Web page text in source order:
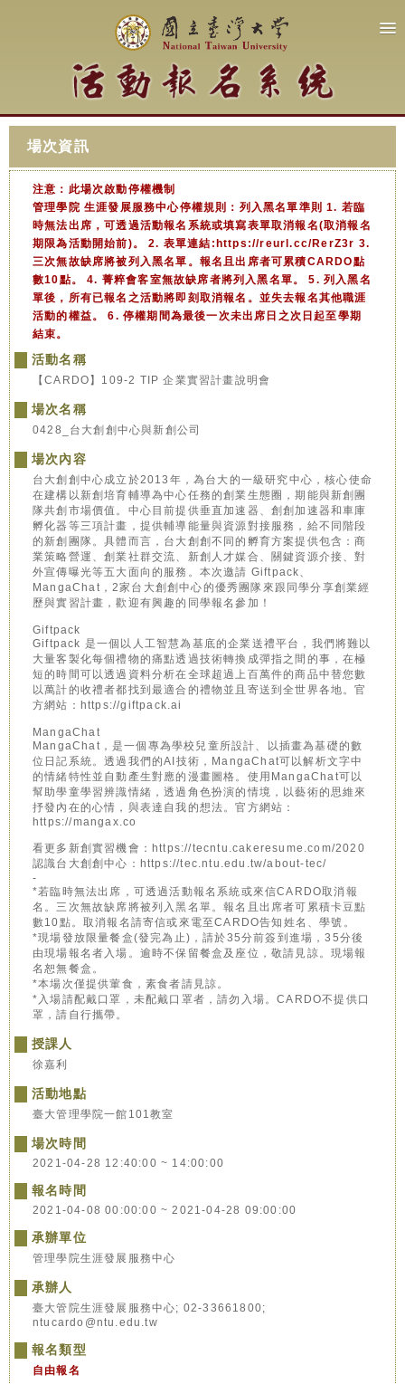
場次資訊
注意：此場次啟動停權機制
管理學院 生涯發展服務中心停權規則：列入黑名單準則 1. 若臨
時無法出席，可透過活動報名系統或填寫表單取消報名(取消報名
期限為活動開始前)。 2. 表單連結:https://reurl.cc/RerZ3r 3.
三次無故缺席將被列入黑名單。報名且出席者可累積CARDO點
數10點。 4. 菁粹會客室無故缺席者將列入黑名單。 5. 列入黑名
單後，所有已報名之活動將即刻取消報名。並失去報名其他職涯
活動的權益。 6. 停權期間為最後一次未出席日之次日起至學期
結束。
活動名稱
【CARDO】109-2 TIP 企業實習計畫說明會
場次名稱
0428_台大創創中心與新創公司
場次內容
台大創創中心成立於2013年，為台大的一級研究中心，核心使命
在建構以新創培育輔導為中心任務的創業生態圈，期能與新創團
隊共創市場價值。中心目前提供垂直加速器、創創加速器和車庫
孵化器等三項計畫，提供輔導能量與資源對接服務，給不同階段
的新創團隊。具體而言，台大創創不同的孵育方案提供包含：商
業策略營運、創業社群交流、新創人才媒合、關鍵資源介接、對
外宣傳曝光等五大面向的服務。本次邀請 Giftpack、
MangaChat，2家台大創創中心的優秀團隊來跟同學分享創業經
歷與實習計畫，歡迎有興趣的同學報名參加！
Giftpack
Giftpack 是一個以人工智慧為基底的企業送禮平台，我們將難以
大量客製化每個禮物的痛點透過技術轉換成彈指之間的事，在極
短的時間可以透過資料分析在全球超過上百萬件的商品中替您數
以萬計的收禮者都找到最適合的禮物並且寄送到全世界各地。官
方網站：https://giftpack.ai
MangaChat
MangaChat，是一個專為學校兒童所設計、以插畫為基礎的數
位日記系統。透過我們的AI技術，MangaChat可以解析文字中
的情緒特性並自動產生對應的漫畫圖格。使用MangaChat可以
幫助學童學習辨識情緒，透過角色扮演的情境，以藝術的思維來
抒發內在的心情，與表達自我的想法。官方網站：
https://mangax.co
看更多新創實習機會：https://tecntu.cakeresume.com/2020
認識台大創創中心：https://tec.ntu.edu.tw/about-tec/
-
*若臨時無法出席，可透過活動報名系統或來信CARDO取消報
名。三次無故缺席將被列入黑名單。報名且出席者可累積卡豆點
數10點。取消報名請寄信或來電至CARDO告知姓名、學號。
*現場發放限量餐盒(發完為止)，請於35分前簽到進場，35分後
由現場報名者入場。逾時不保留餐盒及座位，敬請見諒。現場報
名恕無餐盒。
*本場次僅提供葷食，素食者請見諒。
*入場請配戴口罩，未配戴口罩者，請勿入場。CARDO不提供口
罩，請自行攜帶。
授課人
徐嘉利
活動地點
臺大管理學院一館101教室
場次時間
2021-04-28 12:40:00 ~ 14:00:00
報名時間
2021-04-08 00:00:00 ~ 2021-04-28 09:00:00
承辦單位
管理學院生涯發展服務中心
承辦人
臺大管院生涯發展服務中心; 02-33661800;
ntucardo@ntu.edu.tw
報名類型
自由報名